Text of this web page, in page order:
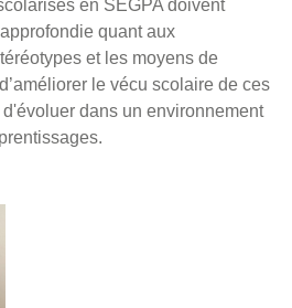
en SEGPA doivent
quant aux
et les moyens de
le vécu scolaire de ces
dans un environnement